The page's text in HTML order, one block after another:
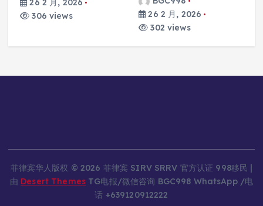
26 2 月, 2026
26 2 月, 2026
282 views
菲律宾华人版权 © 2026 菲律宾 SIRV SRRV 官方认证 998移民 |
由 Desert Themes TG电报/微信咨询 BGC998 WhatsApp /电
话 +639120912222